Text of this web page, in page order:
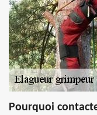
Pourquoi